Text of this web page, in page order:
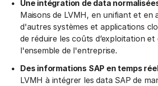
Une intégration de data
Maisons de LVMH, en unifiant et en
d'autres systèmes et applications
de réduire les coûts d’exploitation
l'ensemble de l'entreprise.
Des informations SAP en temps
LVMH à intégrer les data SAP de